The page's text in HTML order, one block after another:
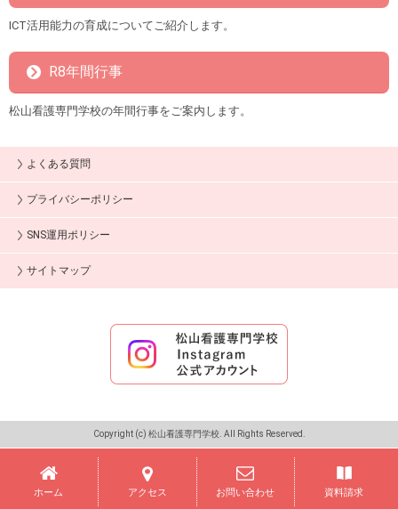
ICT活用能力の育成についてご紹介します。
R8年間行事
松山看護専門学校の年間行事をご案内します。
よくある質問
プライバシーポリシー
SNS運用ポリシー
サイトマップ
Copyright (c) 松山看護専門学校. All Rights Reserved.
ホーム アクセス お問い合わせ 資料請求